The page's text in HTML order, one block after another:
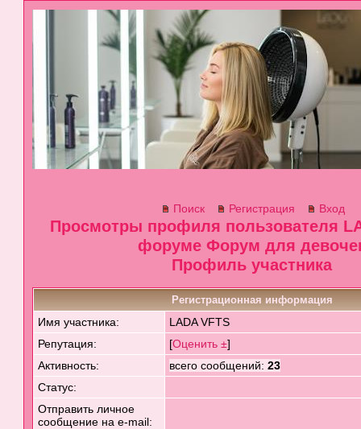
Поиск Регистрация Вход
Просмотры профиля пользователя
форуме Форум для
Профиль участника
Регистрационная информация
Имя участника:
LADA VFTS
Репутация:
[Оценить ±]
Активность:
всего сообщений:23
Статус:
Отправить личное
сообщение на e-mail: